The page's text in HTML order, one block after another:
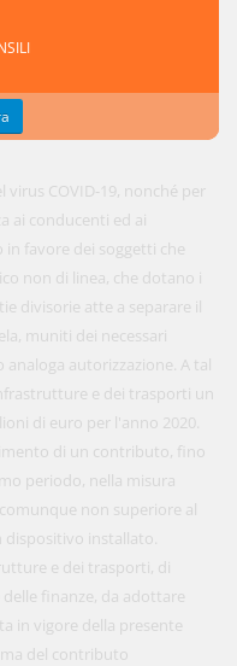
COVID-19, nonché per
ai conducenti ed ai
favore dei soggetti che
non di linea, che dotano i
divisorie atte a separare il
muniti dei necessari
autorizzazione. A tal
e dei trasporti un
di euro per l'anno 2020.
di un contributo, fino
periodo, nella misura
non superiore al
installato.
e dei trasporti, di
finanze, da adottare
in vigore della presente
del contributo